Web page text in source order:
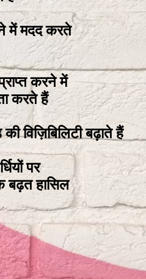
में मदद करते
करने में
करते हैं
विज़िबिलिटी बढ़ाते हैं
पर
बढ़त हासिल